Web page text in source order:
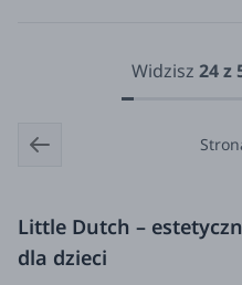
Widzisz 24 z
Little Dutch –
dla dzieci